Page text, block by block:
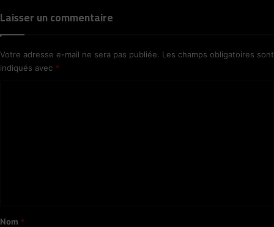
Laisser un commentaire
Votre adresse e-mail ne sera pas publiée. Les champs obligatoires sont
indiqués avec *
a
Nom *